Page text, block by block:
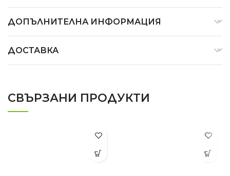
ДОПЪЛНИТЕЛНА ИНФОРМАЦИЯ
ДОСТАВКА
СВЪРЗАНИ ПРОДУКТИ